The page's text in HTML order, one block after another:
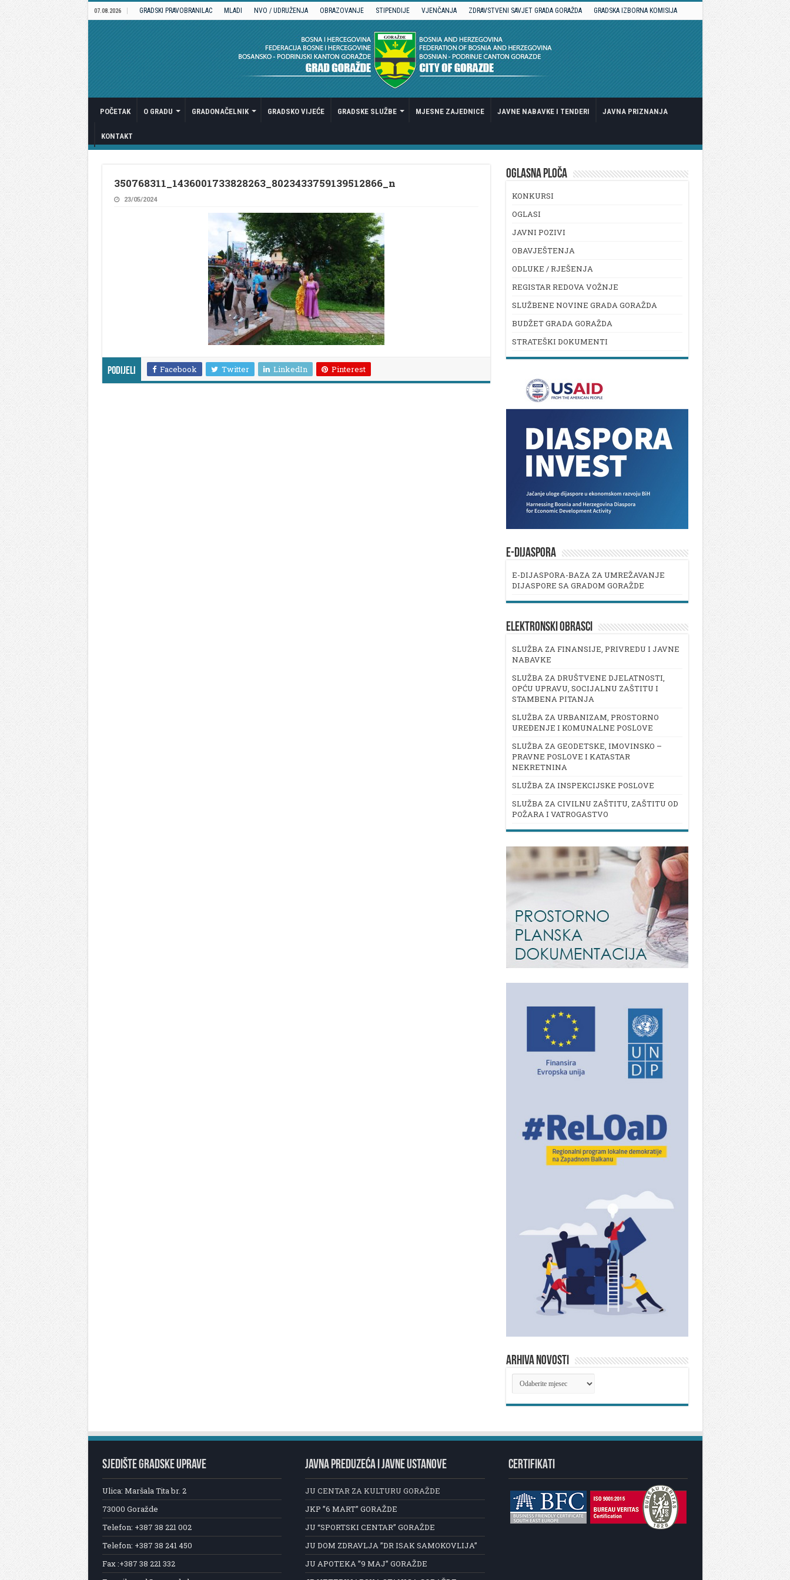
07.08.2026 GRADSKI PRAVOBRANILAC MLADI NVO / UDRUŽENJA OBRAZOVANJE STIPENDIJE VJENČANJA ZDRAVSTVENI SAVJET GRADA GORAŽDA GRADSKA IZBORNA KOMISIJA
POČETAK O GRADU GRADONAČELNIK GRADSKO VIJEĆE GRADSKE SLUŽBE MJESNE ZAJEDNICE JAVNE NABAVKE I TENDERI JAVNA PRIZNANJA
KONTAKT
350768311_1436001733828263_8023433759139512866_n
23/05/2024
Podijeli Facebook Twitter LinkedIn Pinterest
OGLASNA PLOČA
KONKURSI
OGLASI
JAVNI POZIVI
OBAVJEŠTENJA
ODLUKE / RJEŠENJA
REGISTAR REDOVA VOŽNJE
SLUŽBENE NOVINE GRADA GORAŽDA
BUDŽET GRADA GORAŽDA
STRATEŠKI DOKUMENTI
E-DIJASPORA
E-DIJASPORA-BAZA ZA UMREŽAVANJE
DIJASPORE SA GRADOM GORAŽDE
ELEKTRONSKI OBRASCI
SLUŽBA ZA FINANSIJE, PRIVREDU I JAVNE
NABAVKE
SLUŽBA ZA DRUŠTVENE DJELATNOSTI,
OPĆU UPRAVU, SOCIJALNU ZAŠTITU I
STAMBENA PITANJA
SLUŽBA ZA URBANIZAM, PROSTORNO
UREĐENJE I KOMUNALNE POSLOVE
SLUŽBA ZA GEODETSKE, IMOVINSKO –
PRAVNE POSLOVE I KATASTAR
NEKRETNINA
SLUŽBA ZA INSPEKCIJSKE POSLOVE
SLUŽBA ZA CIVILNU ZAŠTITU, ZAŠTITU OD
POŽARA I VATROGASTVO
ARHIVA NOVOSTI
ARHIVA
NOVOSTI
SJEDIŠTE GRADSKE UPRAVE
Ulica: Maršala Tita br. 2
73000 Goražde
Telefon: +387 38 221 002
Telefon: +387 38 241 450
Fax :+387 38 221 332
JAVNA PREDUZEĆA I JAVNE USTANOVE
JU CENTAR ZA KULTURU GORAŽDE
JKP ”6 MART” GORAŽDE
JU “SPORTSKI CENTAR” GORAŽDE
JU DOM ZDRAVLJA ”DR ISAK SAMOKOVLIJA”
JU APOTEKA ”9 MAJ” GORAŽDE
CERTIFIKATI